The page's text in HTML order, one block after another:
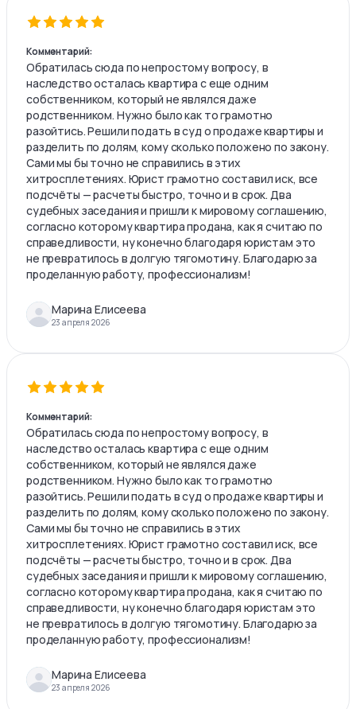
Комментарий:
Обратилась сюда по непростому вопросу, в
наследство осталась квартира с еще одним
собственником, который не являлся даже
родственником. Нужно было как то грамотно
разойтись. Решили подать в суд о продаже квартиры и
разделить по долям, кому сколько положено по закону.
Сами мы бы точно не справились в этих
хитросплетениях. Юрист грамотно составил иск, все
подсчёты — расчеты быстро, точно и в срок. Два
судебных заседания и пришли к мировому соглашению,
согласно которому квартира продана, как я считаю по
справедливости, ну конечно благодаря юристам это
не превратилось в долгую тягомотину. Благодарю за
проделанную работу, профессионализм!
Марина Елисеева
23 апреля 2026
Комментарий:
Обратилась сюда по непростому вопросу, в
наследство осталась квартира с еще одним
собственником, который не являлся даже
родственником. Нужно было как то грамотно
разойтись. Решили подать в суд о продаже квартиры и
разделить по долям, кому сколько положено по закону.
Сами мы бы точно не справились в этих
хитросплетениях. Юрист грамотно составил иск, все
подсчёты — расчеты быстро, точно и в срок. Два
судебных заседания и пришли к мировому соглашению,
согласно которому квартира продана, как я считаю по
справедливости, ну конечно благодаря юристам это
не превратилось в долгую тягомотину. Благодарю за
проделанную работу, профессионализм!
Марина Елисеева
23 апреля 2026